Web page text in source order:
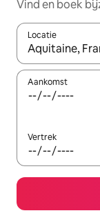
Vind en boek
Locatie
Wanneer er
Aankomst
Vertrek